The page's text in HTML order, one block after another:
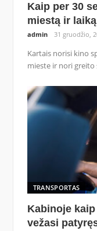
Kaip per 30
miestą ir
admin 31 gruodžio,
Kartais norisi kino
mieste ir nori greito
TRANSPORTAS
Kabinoje
vežasi